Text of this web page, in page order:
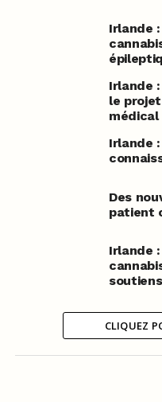
Irlande
Irlande
le
médical
Irlande
Des
patient
Irlande
CLIQUEZ